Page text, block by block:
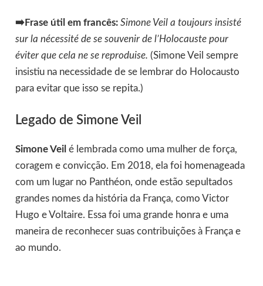
➡️Frase útil em francês: Simone Veil a toujours insisté
sur la nécessité de se souvenir de l’Holocauste pour
éviter que cela ne se reproduise. (Simone Veil sempre
insistiu na necessidade de se lembrar do Holocausto
para evitar que isso se repita.)
Legado de Simone Veil
Simone Veil é lembrada como uma mulher de força,
coragem e convicção. Em 2018, ela foi homenageada
com um lugar no Panthéon, onde estão sepultados
grandes nomes da história da França, como Victor
Hugo e Voltaire. Essa foi uma grande honra e uma
maneira de reconhecer suas contribuições à França e
ao mundo.